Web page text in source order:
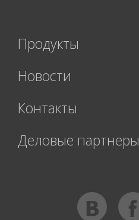
Продукты
Новости
Контакты
Деловые партнеры